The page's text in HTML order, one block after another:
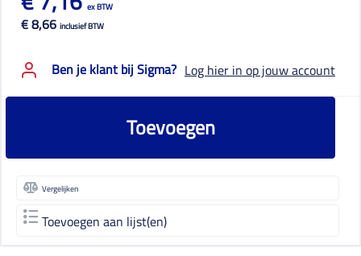
€ 8,66 inclusief BTW
ex BTW
Ben je klant bij Sigma? Log hier in op jouw account
Toevoegen
Vergelijken
Toevoegen aan lijst(en)